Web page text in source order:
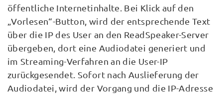
öffentliche Internetinhalte. Bei Klick auf den
„Vorlesen“-Button, wird der entsprechende Text
über die IP des User an den ReadSpeaker-Server
übergeben, dort eine Audiodatei generiert und
im Streaming-Verfahren an die User-IP
zurückgesendet. Sofort nach Auslieferung der
Audiodatei, wird der Vorgang und die IP-Adresse